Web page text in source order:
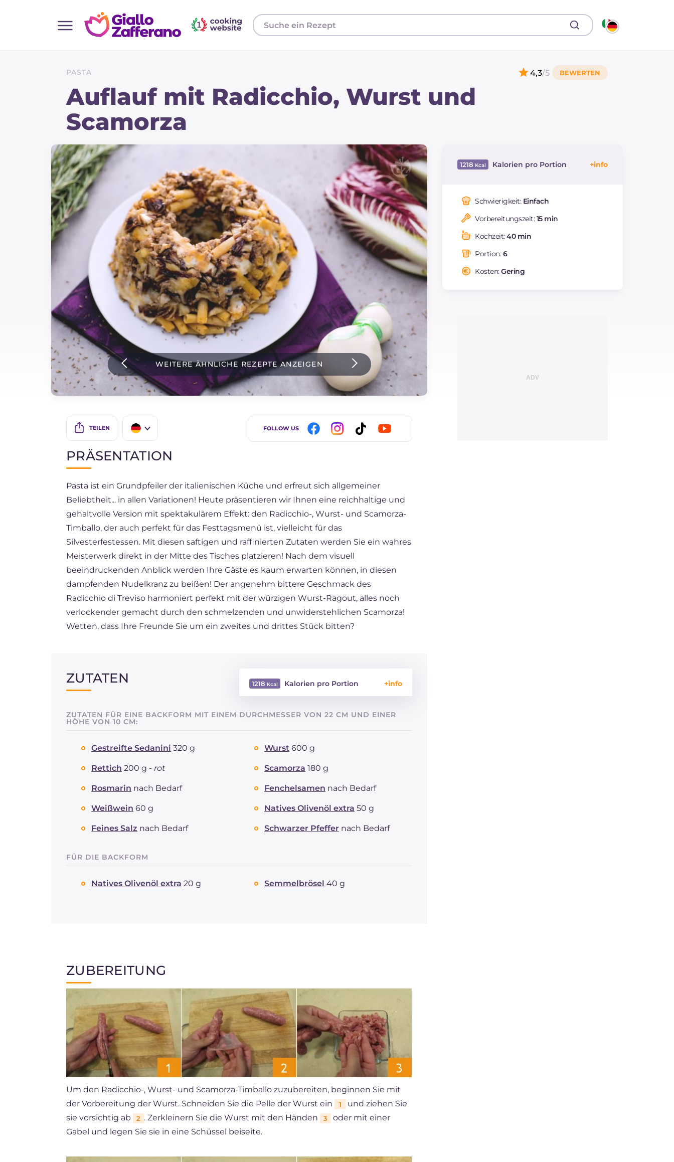
Hauptgerichte
Pizza und focaccia
Kuchen und Backwaren
Instagram
YouTube
PASTA
Auflauf mit Radicchio, Wurst und
Scamorza
4,3/5
WEITERE ÄHNLICHE REZEPTE ANZEIGEN
TEILEN
FR
BR
NL
FOLLOW US
1218 Kalorien pro Portion
davon Zucker
REZEPTLESEN
Fette
Fettsäuren
Ballaststoffe
Cholesterin
Schwierigkeit: Einfach
Vorbereitungszeit:15 min
Kochzeit:40 min
Portion:6
Kosten:Gering
PRÄSENTATION
Pasta ist ein Grundpfeiler der italienischen Küche und erfreut sich allgemeiner
Beliebtheit... in allen Variationen! Heute präsentieren wir Ihnen eine reichhaltige und
gehaltvolle Version mit spektakulärem Effekt: den Radicchio-, Wurst- und Scamorza-
Timballo, der auch perfekt für das Festtagsmenü ist, vielleicht für das
Silvesterfestessen. Mit diesen saftigen und raffinierten Zutaten werden Sie ein wahres
Meisterwerk direkt in der Mitte des Tisches platzieren! Nach dem visuell
beeindruckenden Anblick werden Ihre Gäste es kaum erwarten können, in diesen
dampfenden Nudelkranz zu beißen! Der angenehm bittere Geschmack des
Radicchio di Treviso harmoniert perfekt mit der würzigen Wurst-Ragout, alles noch
verlockender gemacht durch den schmelzenden und unwiderstehlichen Scamorza!
Wetten, dass Ihre Freunde Sie um ein zweites und drittes Stück bitten?
ZUTATEN 1218 Kalorien pro Portion
Kohlenhydrate g 72
REZEPT LESEN
davon gesättigte
Ballaststoffe g
Natrium
ZUTATEN FÜR EINE BACKFORM MIT EINEM DURCHMESSER VON 22 CM UND EINER
HÖHE VON 10 CM:
Gestreifte Sedanini 320 g Wurst 600 g
Rettich 200 g - rot Scamorza 180 g
Rosmarin nach Bedarf Fenchelsamen nach Bedarf
Weißwein 60 g Natives Olivenöl extra 50 g
Feines Salz nach Bedarf Schwarzer Pfeffer nach Bedarf
FÜR DIE BACKFORM
Natives Olivenöl extra 20 g Semmelbrösel 40 g
ZUBEREITUNG
Um den Radicchio-, Wurst- und Scamorza-Timballo zuzubereiten, beginnen Sie mit
der Vorbereitung der Wurst. Schneiden Sie die Pelle der Wurst ein
1
und ziehen Sie
sie vorsichtig ab
2 . Zerkleinern Sie die Wurst mit den Händen 3
oder mit einer
Gabel und legen Sie sie in eine Schüssel beiseite.